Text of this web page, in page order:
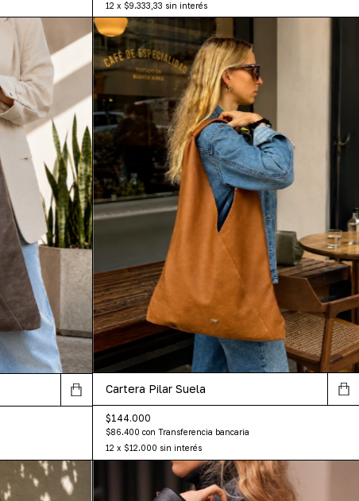
12 x $9.333,33 sin interés
Cartera Pilar Suela
$144.000
$86.400 con Transferencia bancaria
12 x $12.000 sin interés